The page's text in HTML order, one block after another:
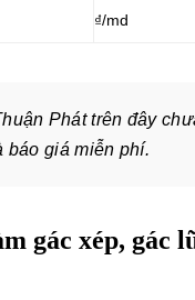
₫/md
Phát trên đây
báo giá miễn phí.
gác xép, gác